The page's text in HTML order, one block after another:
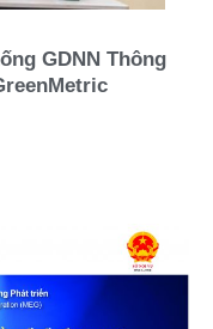
GDNN Thông